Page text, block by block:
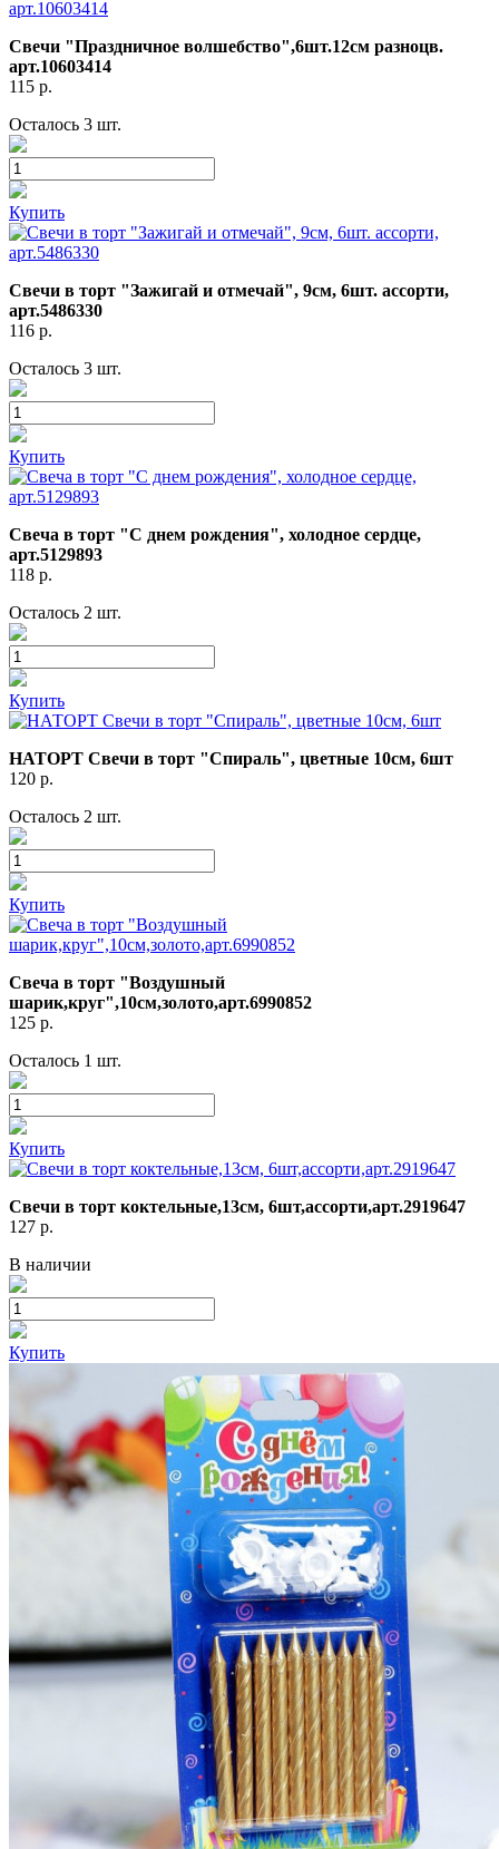
Свечи "Праздничное волшебство",6шт.12см разноцв.
арт.10603414
115 р.
Осталось 3 шт.
Купить
Свечи в торт "Зажигай и отмечай", 9см, 6шт. ассорти,
арт.5486330
116 р.
Осталось 3 шт.
Купить
Свеча в торт "С днем рождения", холодное сердце,
арт.5129893
118 р.
Осталось 2 шт.
Купить
НАТОРТ Свечи в торт "Спираль", цветные 10см, 6шт
120 р.
Осталось 2 шт.
Купить
Свеча в торт "Воздушный
шарик,круг",10см,золото,арт.6990852
125 р.
Осталось 1 шт.
Купить
Свечи в торт коктельные,13см, 6шт,ассорти,арт.2919647
127 р.
В наличии
Купить